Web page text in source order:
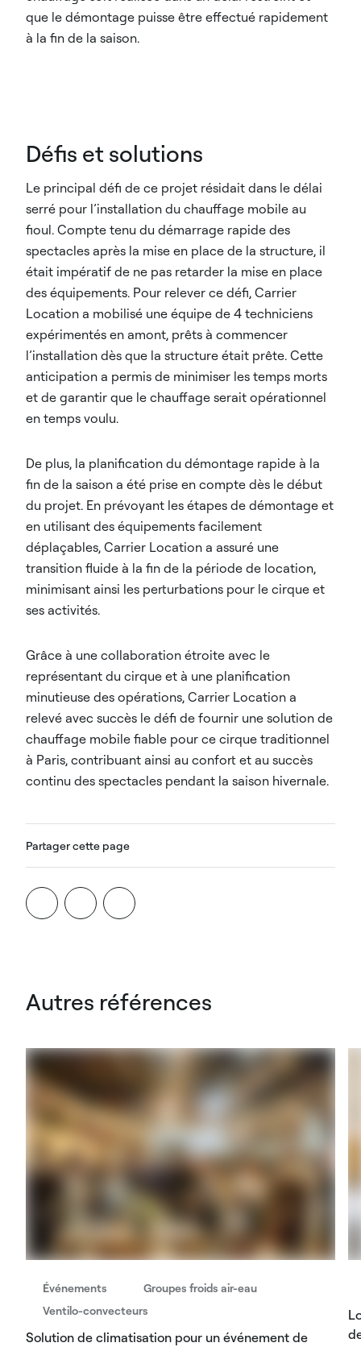
que le démontage puisse être effectué rapidement
à la fin de la saison.​
Défis et solutions​
Le principal défi de ce projet résidait dans le délai
serré pour l’installation du chauffage mobile au
fioul. Compte tenu du démarrage rapide des
spectacles après la mise en place de la structure, il
était impératif de ne pas retarder la mise en place
des équipements. Pour relever ce défi, Carrier
Location a mobilisé une équipe de 4 techniciens
expérimentés en amont, prêts à commencer
l’installation dès que la structure était prête. Cette
anticipation a permis de minimiser les temps morts
et de garantir que le chauffage serait opérationnel
en temps voulu.
De plus, la planification du démontage rapide à la
fin de la saison a été prise en compte dès le début
du projet. En prévoyant les étapes de démontage et
en utilisant des équipements facilement
déplaçables, Carrier Location a assuré une
transition fluide à la fin de la période de location,
minimisant ainsi les perturbations pour le cirque et
ses activités.​
Grâce à une collaboration étroite avec le
représentant du cirque et à une planification
minutieuse des opérations, Carrier Location a
relevé avec succès le défi de fournir une solution de
chauffage mobile fiable pour ce cirque traditionnel
à Paris, contribuant ainsi au confort et au succès
continu des spectacles pendant la saison hivernale.
Partager cette page
Autres références
Événements
Groupes froids air-eau
Ventilo-convecteurs
Solution de climatisation pour un événement de